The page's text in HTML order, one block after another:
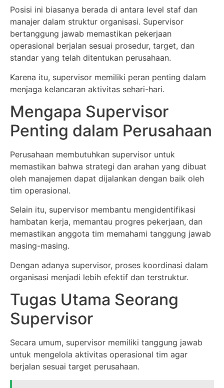
Posisi ini biasanya berada di antara level staf dan
manajer dalam struktur organisasi. Supervisor
bertanggung jawab memastikan pekerjaan
operasional berjalan sesuai prosedur, target, dan
standar yang telah ditentukan perusahaan.
Karena itu, supervisor memiliki peran penting dalam
menjaga kelancaran aktivitas sehari-hari.
Mengapa Supervisor
Penting dalam Perusahaan
Perusahaan membutuhkan supervisor untuk
memastikan bahwa strategi dan arahan yang dibuat
oleh manajemen dapat dijalankan dengan baik oleh
tim operasional.
Selain itu, supervisor membantu mengidentifikasi
hambatan kerja, memantau progres pekerjaan, dan
memastikan anggota tim memahami tanggung jawab
masing-masing.
Dengan adanya supervisor, proses koordinasi dalam
organisasi menjadi lebih efektif dan terstruktur.
Tugas Utama Seorang
Supervisor
Secara umum, supervisor memiliki tanggung jawab
untuk mengelola aktivitas operasional tim agar
berjalan sesuai target perusahaan.